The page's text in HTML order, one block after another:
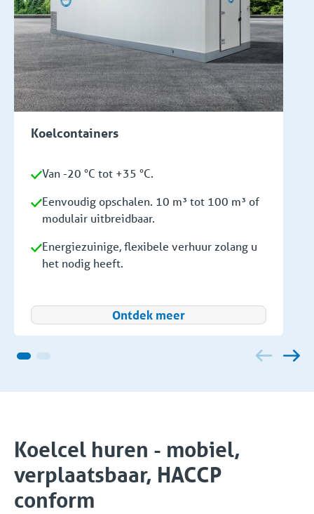
Koelcontainers
Van -20 °C tot +35 °C.
Eenvoudig opschalen. 10 m³ tot 100 m³ of
modulair uitbreidbaar.
Energiezuinige, flexibele verhuur zolang u
het nodig heeft.
Ontdek meer
Koelcel huren - mobiel,
verplaatsbaar, HACCP
conform